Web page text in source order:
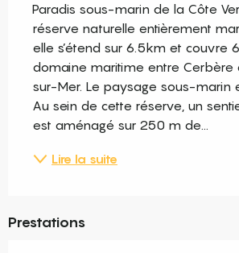
Paradis sous-marin de la Côte
réserve naturelle entièrement
elle s’étend sur 6.5km et couvre
domaine maritime entre Cerbère
sur-Mer. Le paysage sous-marin
Au sein de cette réserve, un
est aménagé sur 250 m de...
Lire la suite
Prestations